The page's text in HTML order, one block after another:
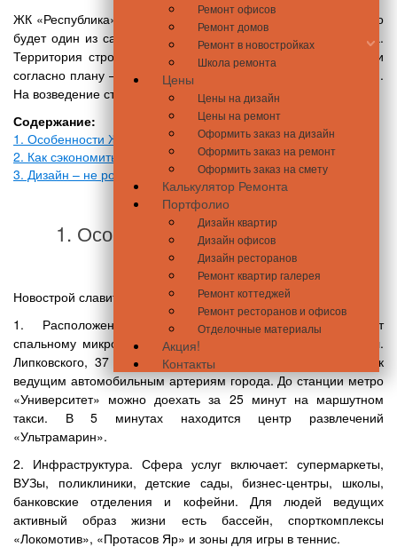
Ремонт офисов
Ремонт домов
Ремонт в новостройках
Школа ремонта
Цены
Цены на дизайн
Цены на ремонт
Оформить заказ на дизайн
Оформить заказ на ремонт
Оформить заказ на смету
Калькулятор Ремонта
Портфолио
Дизайн квартир
Дизайн офисов
Дизайн ресторанов
Ремонт квартир галерея
Ремонт коттеджей
Ремонт ресторанов и офисов
Отделочные материалы
Акция!
Контакты
ЖК «Республика» входит в состав жилмассива Теремки 3. Это
будет один из самых масштабных проектов застройки Киева.
Территория строительства охватывает свыше 100 гектаров и
согласно плану – это более 1 млн. квадратных метров жилья.
На возведение столь большого проекта отведено 4-5 лет.
Содержание:
1. Особенности ЖК «Династия»
2. Как сэкономить на ремонте?
3. Дизайн – не роскошь, а необходимость
1. Особенности ЖК «Династия»
Новострой славится массой преимуществ:
1. Расположение. Территориально дом принадлежит
спальному микрорайону Соломенский и возвышается на ул.
Липковского, 37 г. Жильцы получают оперативный доступ к
ведущим автомобильным артериям города. До станции метро
«Университет» можно доехать за 25 минут на маршутном
такси. В 5 минутах находится центр развлечений
«Ультрамарин».
2. Инфраструктура. Сфера услуг включает: супермаркеты,
ВУЗы, поликлиники, детские сады, бизнес-центры, школы,
банковские отделения и кофейни. Для людей ведущих
активный образ жизни есть бассейн, спорткомплексы
«Локомотив», «Протасов Яр» и зоны для игры в теннис.